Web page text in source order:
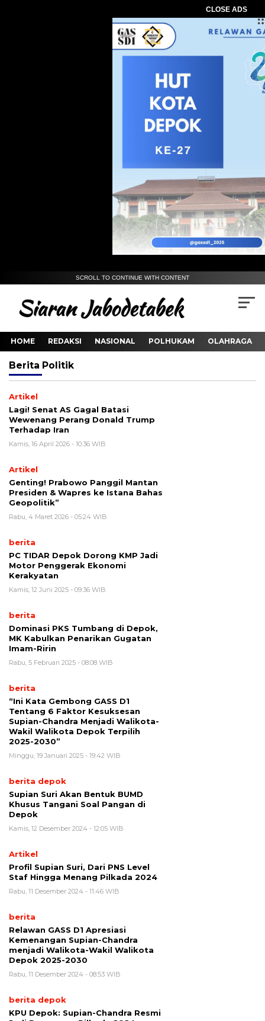
CLOSE ADS
SCROLL TO CONTINUE WITH CONTENT
HOME REDAKSI NASIONAL POLHUKAM OLAHRAGA
Berita Politik
Artikel
Lagi! Senat AS Gagal Batasi
Wewenang Perang Donald Trump
Terhadap Iran
Kamis, 16 April 2026 - 10:36 WIB
Artikel
Genting! Prabowo Panggil Mantan
Presiden & Wapres ke Istana Bahas
Geopolitik”
Rabu, 4 Maret 2026 - 05:24 WIB
berita
PC TIDAR Depok Dorong KMP Jadi
Motor Penggerak Ekonomi
Kerakyatan
Kamis, 12 Juni 2025 - 09:36 WIB
berita
Dominasi PKS Tumbang di Depok,
MK Kabulkan Penarikan Gugatan
Imam-Ririn
Rabu, 5 Februari 2025 - 08:08 WIB
berita
“Ini Kata Gembong GASS D1
Tentang 6 Faktor Kesuksesan
Supian-Chandra Menjadi Walikota-
Wakil Walikota Depok Terpilih
2025-2030”
Minggu, 19 Januari 2025 - 19:42 WIB
berita depok
Supian Suri Akan Bentuk BUMD
Khusus Tangani Soal Pangan di
Depok
Kamis, 12 Desember 2024 - 12:05 WIB
Artikel
Profil Supian Suri, Dari PNS Level
Staf Hingga Menang Pilkada 2024
Rabu, 11 Desember 2024 - 11:46 WIB
berita
Relawan GASS D1 Apresiasi
Kemenangan Supian-Chandra
menjadi Walikota-Wakil Walikota
Depok 2025-2030
Rabu, 11 Desember 2024 - 08:53 WIB
berita depok
KPU Depok: Supian-Chandra Resmi